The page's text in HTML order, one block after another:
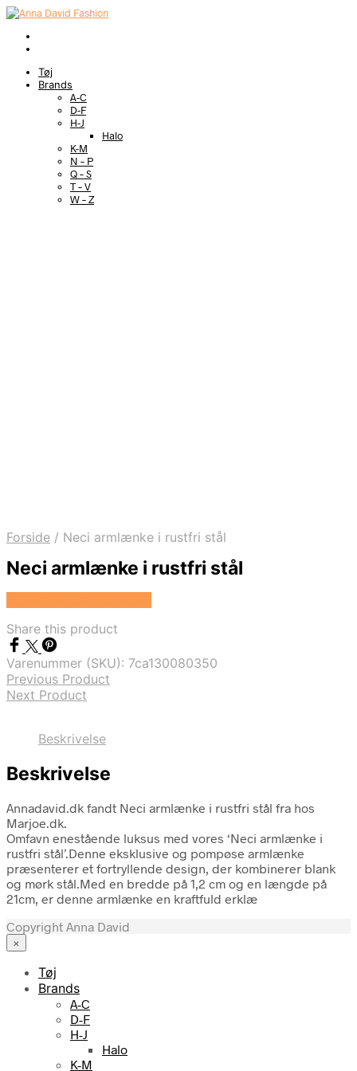
Tøj
Brands
A-C
D-F
H-J
Halo
K-M
N – P
Q – S
T – V
W – Z
Forside / Neci armlænke i rustfri stål
Neci armlænke i rustfri stål
Share this product
Varenummer (SKU): 7ca130080350
Previous Product
Next Product
Beskrivelse
Beskrivelse
Annadavid.dk fandt Neci armlænke i rustfri stål fra hos
Marjoe.dk.
Omfavn enestående luksus med vores ‘Neci armlænke i
rustfri stål’.Denne eksklusive og pompøse armlænke
præsenterer et fortryllende design, der kombinerer blank
og mørk stål.Med en bredde på 1,2 cm og en længde på
21cm, er denne armlænke en kraftfuld erklæ
Copyright Anna David
×
Tøj
Brands
A-C
D-F
H-J
Halo
K-M